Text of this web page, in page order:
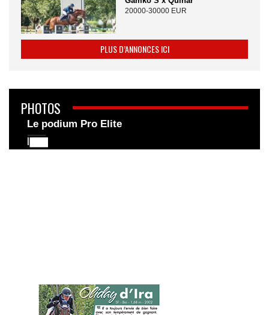
20000-30000 EUR
PLUS D’ANNONCES ICI
PHOTOS
Le podium Pro Elite